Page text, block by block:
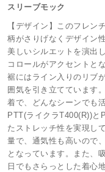
スリーブモック
【デザイン】このフレン
柄がさりげなくデザイン
美しいシルエットを演出
コロールがアクセントと
裾にはライン入りのリブ
囲気を引き立てています
着で、どんなシーンでも
PTT(ライクラT400(R))と
たストレッチ性を実現し
量で、通気性も高いので
となっています。また、
日でもさらっとした着心